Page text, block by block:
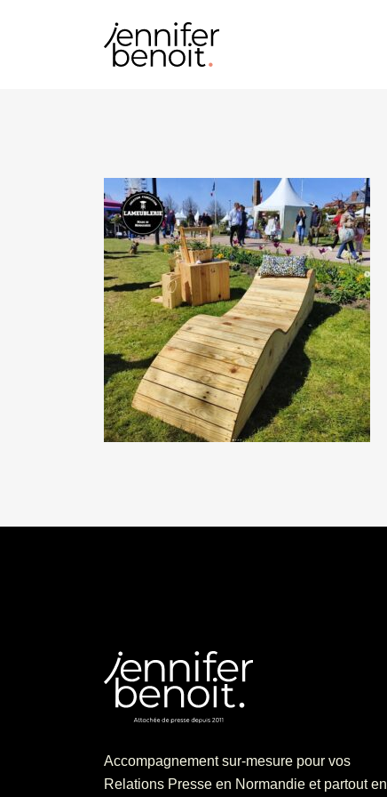
Accompagnement sur-mesure pour vos
Relations Presse en Normandie et partout en